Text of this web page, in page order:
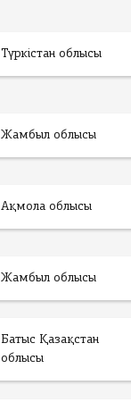
Түркістан облысы
Жамбыл облысы
Ақмола облысы
Жамбыл облысы
Батыс Қазақстан
облысы